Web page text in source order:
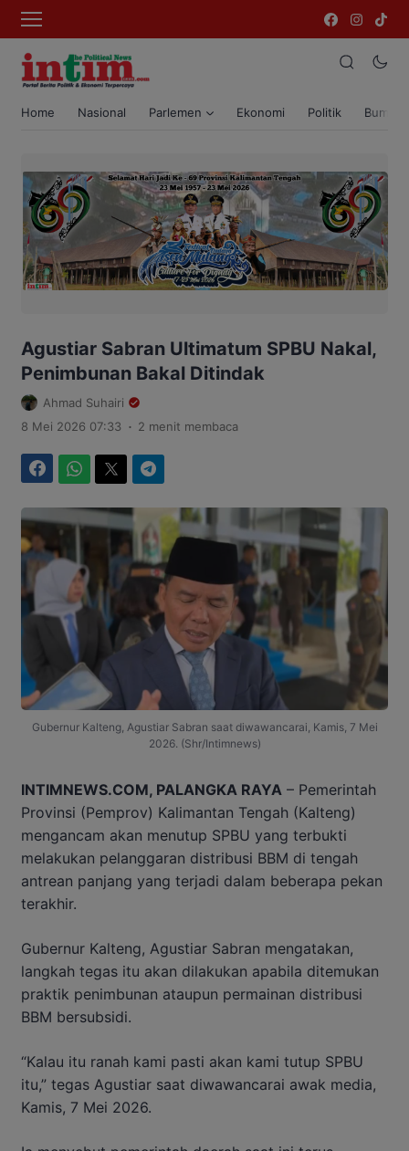
Home Nasional Parlemen Ekonomi Politik Bumi
Agustiar Sabran Ultimatum SPBU Nakal,
Penimbunan Bakal Ditindak
Ahmad Suhairi
8 Mei 2026 07:33 . 2 menit membaca
Gubernur Kalteng, Agustiar Sabran saat diwawancarai, Kamis, 7 Mei
2026. (Shr/Intimnews)
INTIMNEWS.COM, PALANGKA RAYA – Pemerintah
Provinsi (Pemprov) Kalimantan Tengah (Kalteng)
mengancam akan menutup SPBU yang terbukti
melakukan pelanggaran distribusi BBM di tengah
antrean panjang yang terjadi dalam beberapa pekan
terakhir.
Gubernur Kalteng, Agustiar Sabran mengatakan,
langkah tegas itu akan dilakukan apabila ditemukan
praktik penimbunan ataupun permainan distribusi
BBM bersubsidi.
“Kalau itu ranah kami pasti akan kami tutup SPBU
itu,” tegas Agustiar saat diwawancarai awak media,
Kamis, 7 Mei 2026.